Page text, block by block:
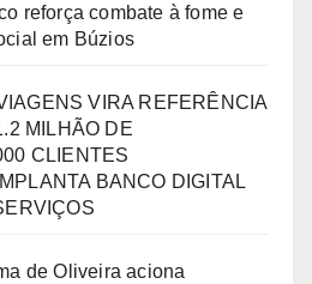
reforça combate à fome e
em Búzios
VIRA REFERÊNCIA
MILHÃO DE
CLIENTES
BANCO DIGITAL
de Oliveira aciona